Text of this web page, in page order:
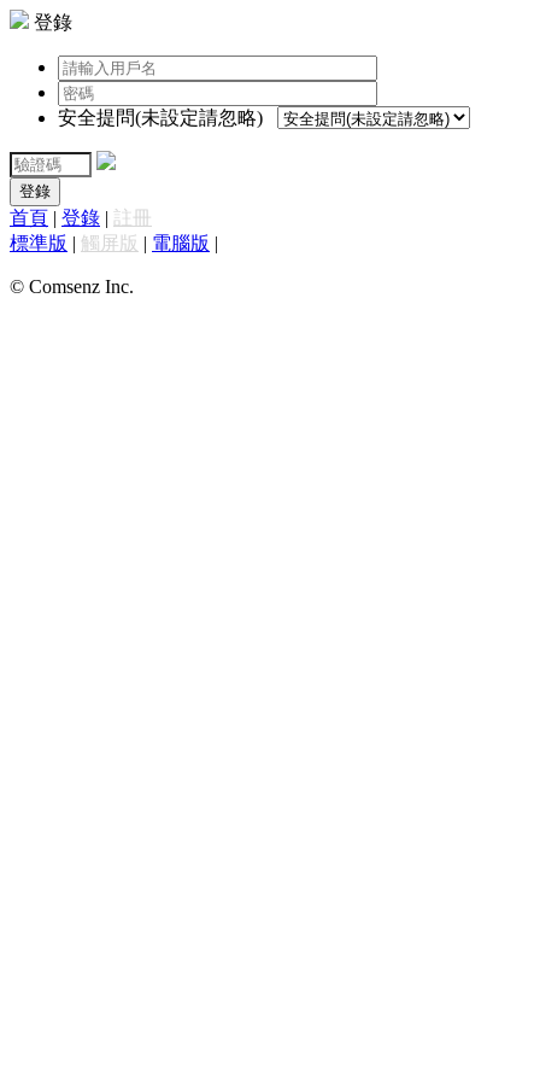
登錄
安全提問(未設定請忽略)
登錄
首頁 | 登錄 | 註冊
標準版 | 觸屏版 | 電腦版 |
© Comsenz Inc.